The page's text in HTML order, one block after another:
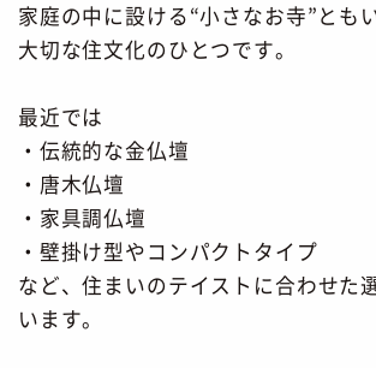
家庭の中に設ける“小さなお寺”とも
大切な住文化のひとつです。
最近では
・伝統的な金仏壇
・唐木仏壇
・家具調仏壇
・壁掛け型やコンパクトタイプ
など、住まいのテイストに合わせた
います。